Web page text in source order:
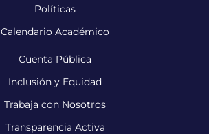
Políticas
Calendario Académico
Cuenta Pública
Inclusión y Equidad
Trabaja con Nosotros
Transparencia Activa